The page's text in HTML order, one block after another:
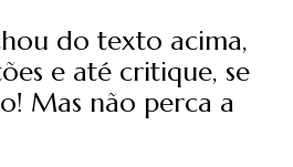
do texto acima,
e até critique, se
Mas não perca a